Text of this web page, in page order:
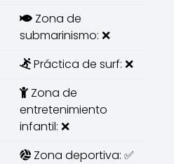
Zona de
submarinismo: ❌
Práctica de surf: ❌
Zona de
entretenimiento
infantil: ❌
Zona deportiva: ✅